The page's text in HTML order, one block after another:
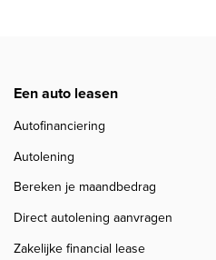
Een auto leasen
Autofinanciering
Autolening
Bereken je maandbedrag
Direct autolening aanvragen
Zakelijke financial lease